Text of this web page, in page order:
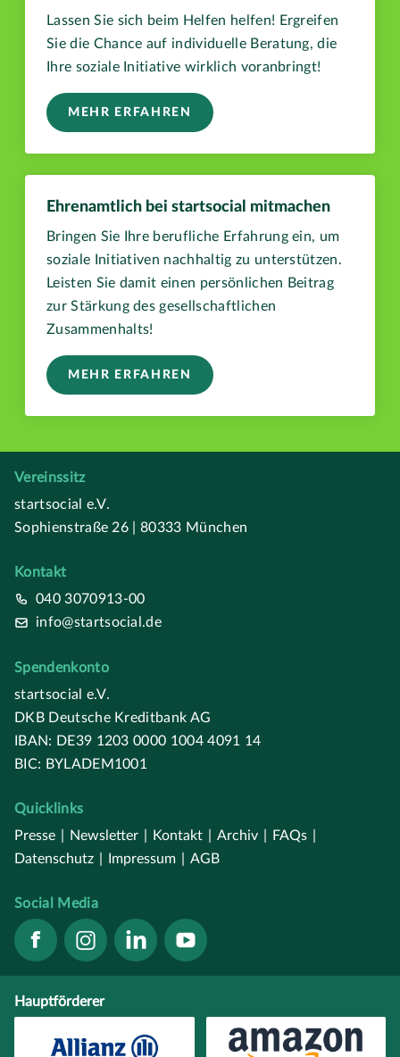
Lassen Sie sich beim Helfen helfen! Ergreifen
Sie die Chance auf individuelle Beratung, die
Ihre soziale Initiative wirklich voranbringt!
MEHR ERFAHREN
Ehrenamtlich bei startsocial mitmachen
Bringen Sie Ihre berufliche Erfahrung ein, um
soziale Initiativen nachhaltig zu unterstützen.
Leisten Sie damit einen persönlichen Beitrag
zur Stärkung des gesellschaftlichen
Zusammenhalts!
MEHR ERFAHREN
Vereinssitz
startsocial e.V.
Sophienstraße 26 | 80333 München
Kontakt
040 3070913-00
info@startsocial.de
Spendenkonto
startsocial e.V.
DKB Deutsche Kreditbank AG
IBAN: DE39 1203 0000 1004 4091 14
BIC: BYLADEM1001
Quicklinks
Presse
Newsletter Kontakt Archiv FAQs
Datenschutz
Impressum AGB
Social Media
Hauptförderer